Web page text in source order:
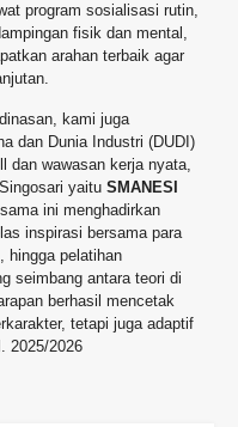
program sosialisasi rutin,
fisik dan mental,
arahan terbaik agar
kami juga
dan Dunia Industri (DUDI)
dan wawasan kerja nyata,
yaitu SMANESI
ini menghadirkan
inspirasi bersama para
hingga pelatihan
seimbang antara teori di
berhasil mencetak
tetapi juga adaptif
2025/2026